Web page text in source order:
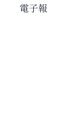
電子報